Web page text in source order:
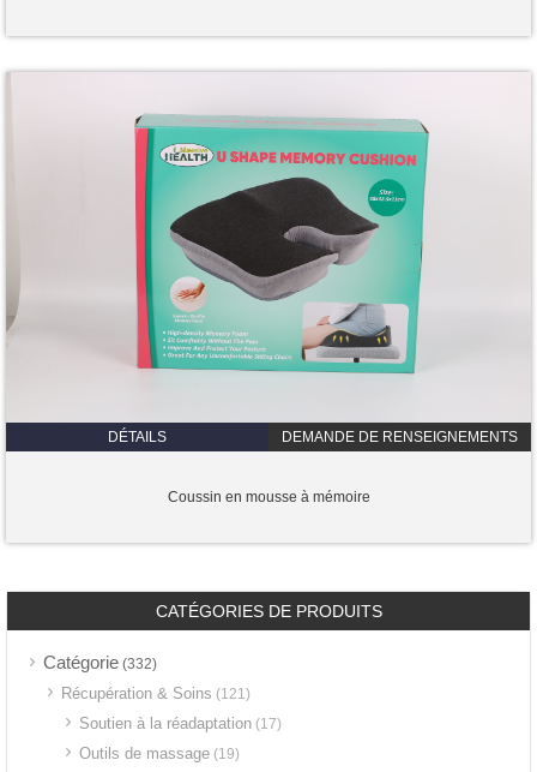
DÉTAILS DEMANDE DE RENSEIGNEMENTS
Coussin en mousse à mémoire
CATÉGORIES DE PRODUITS
Catégorie (332)
Récupération & Soins (121)
Soutien à la réadaptation (17)
Outils de massage (19)